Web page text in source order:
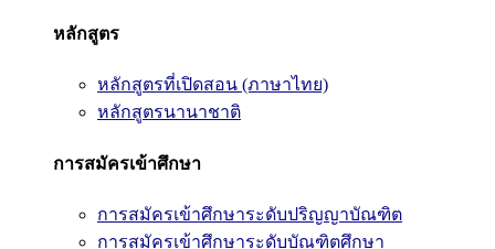
หลักสูตร
หลักสูตรที่เปิดสอน (ภาษาไทย)
หลักสูตรนานาชาติ
การสมัครเข้าศึกษา
การสมัครเข้าศึกษาระดับปริญญาบัณฑิต
การสมัครเข้าศึกษาระดับบัณฑิตศึกษา